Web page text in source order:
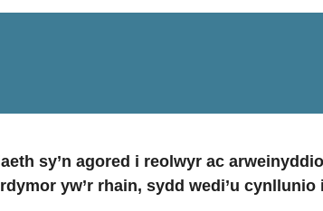
sy’n agored i reolwyr ac
yw’r rhain, sydd wedi’u cynllunio